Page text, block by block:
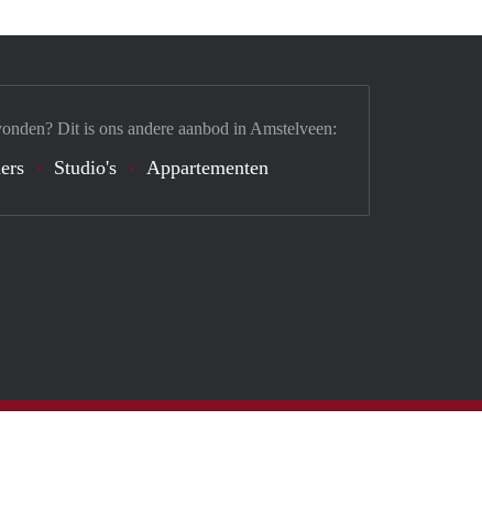
Dit is ons andere aanbod in Amstelveen:
Studio's Appartementen